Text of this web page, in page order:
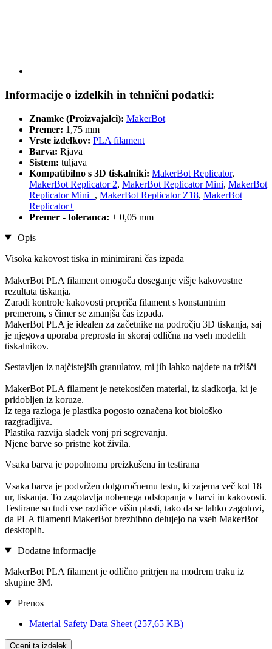
Informacije o izdelkih in tehnični podatki:
Znamke (Proizvajalci): MakerBot
Premer: 1,75 mm
Vrste izdelkov: PLA filament
Barva: Rjava
Sistem: tuljava
Kompatibilno s 3D tiskalniki: MakerBot Replicator,
MakerBot Replicator 2, MakerBot Replicator Mini, MakerBot
Replicator Mini+, MakerBot Replicator Z18, MakerBot
Replicator+
Premer - toleranca: ± 0,05 mm
Opis
Visoka kakovost tiska in minimirani čas izpada
MakerBot PLA filament omogoča doseganje višje kakovostne
rezultata tiskanja.
Zaradi kontrole kakovosti prepriča filament s konstantnim
premerom, s čimer se zmanjša čas izpada.
MakerBot PLA je idealen za začetnike na področju 3D tiskanja, saj
je njegova uporaba preprosta in skoraj odlična na vseh modelih
tiskalnikov.
Sestavljen iz najčistejših granulatov, mi jih lahko najdete na tržišči
MakerBot PLA filament je netekosičen material, iz sladkorja, ki je
pridobljen iz koruze.
Iz tega razloga je plastika pogosto označena kot biološko
razgradljiva.
Plastika razvija sladek vonj pri segrevanju.
Njene barve so pristne kot živila.
Vsaka barva je popolnoma preizkušena in testirana
Vsaka barva je podvržen dolgoročnemu testu, ki zajema več kot 18
ur, tiskanja. To zagotavlja nobenega odstopanja v barvi in kakovosti.
Testirane so tudi vse različice višin plasti, tako da se lahko zagotovi,
da PLA filamenti MakerBot brezhibno delujejo na vseh MakerBot
desktopih.
Dodatne informacije
MakerBot PLA filament je odlično pritrjen na modrem traku iz
skupine 3M.
Prenos
Material Safety Data Sheet (257,65 KB)
Oceni ta izdelek